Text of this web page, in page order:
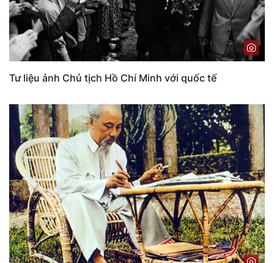
Tư liệu ảnh Chủ tịch Hồ Chí Minh với quốc tế